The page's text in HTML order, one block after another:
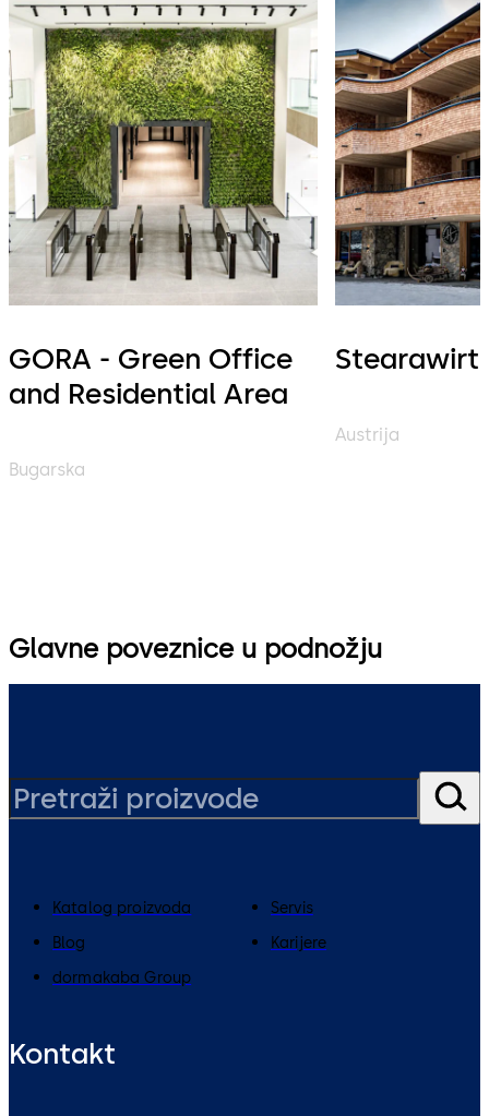
GORA - Green Office
and Residential Area
Bugarska
Austrija
Glavne poveznice u podnožju
Katalog proizvoda
Servis
Blog
Karijere
dormakaba Group
Kontakt